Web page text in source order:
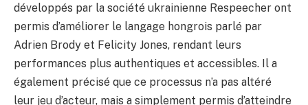
développés par la société ukrainienne Respeecher ont
permis d’améliorer le langage hongrois parlé par
Adrien Brody et Felicity Jones, rendant leurs
performances plus authentiques et accessibles. Il a
également précisé que ce processus n’a pas altéré
leur jeu d’acteur, mais a simplement permis d’atteindre